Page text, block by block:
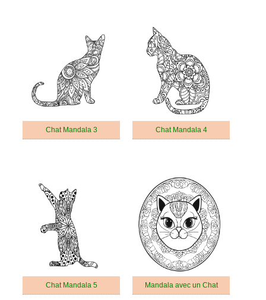
Chat Mandala 3 Chat Mandala 4
Chat Mandala 5 Mandala avec un Chat